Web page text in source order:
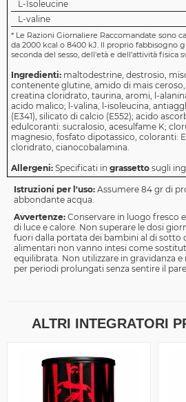
L-Isoleucine
L-valine
* Le Razioni Giornaliere Raccomandate sono
da 2000 kcal o 8400 kJ. Il proprio fabbisogno
seconda del sesso, dell'età e dell'attività fisica
Ingredienti: maltodestrine, destrosio,
contenente glutine, amido di mais
creatina cloridrato, taurina, aromi, l-
acido malico; l-valina, l-isoleucina,
(E341), silicato di calcio (E552); acido
edulcoranti: sucralosio, acesulfame K;
magnesio, fosfato dipotassico, coloranti:
cloridrato, cianocobalamina.
Allergeni: Specificati in grassetto sugli
Istruzioni per l'uso: Assumere 84 gr di
abbondante acqua.
Avvertenze: Conservare in luogo fresco
di luce e calore. Non superare le dosi
fuori dalla portata dei bambini al di sotto
alimentari non vanno intesi come
equilibrata. Non utilizzare in gravidanza
per periodi prolungati senza sentire il
ALTRI INTEGRATORI